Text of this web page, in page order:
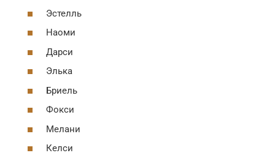
Эстелль
Наоми
Дарси
Элька
Бриель
Фокси
Мелани
Келси